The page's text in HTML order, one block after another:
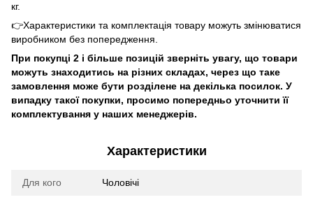
кг.
👉Характеристики та комплектація товару можуть змінюватися
виробником без попередження.
При покупці 2 і більше позицій зверніть увагу, що товари
можуть знаходитись на різних складах, через що таке
замовлення може бути розділене на декілька посилок. У
випадку такої покупки, просимо попередньо уточнити її
комплектування у наших менеджерів.
Характеристики
Для кого Чоловічі